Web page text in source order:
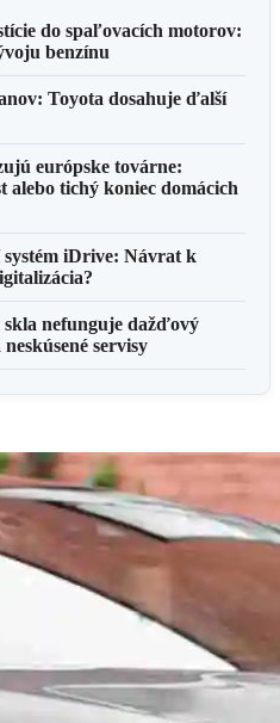
do spaľovacích motorov:
benzínu
Toyota dosahuje ďalší
európske továrne:
alebo tichý koniec domácich
iDrive: Návrat k
skla nefunguje dažďový
servisy